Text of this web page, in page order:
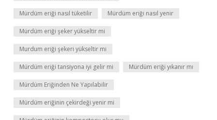
Mürdüm eriği nasıl tüketilir Mürdüm eriği nasıl yenir
Mürdüm eriği şeker yükseltir mi
Murdum eriği şekeri yükseltir mi
Mürdüm eriği tansiyona iyi gelir mi Mürdüm eriği yıkanır mı
Mürdüm Eriğinden Ne Yapılabilir
Mürdüm eriğinin çekirdeği yenir mi